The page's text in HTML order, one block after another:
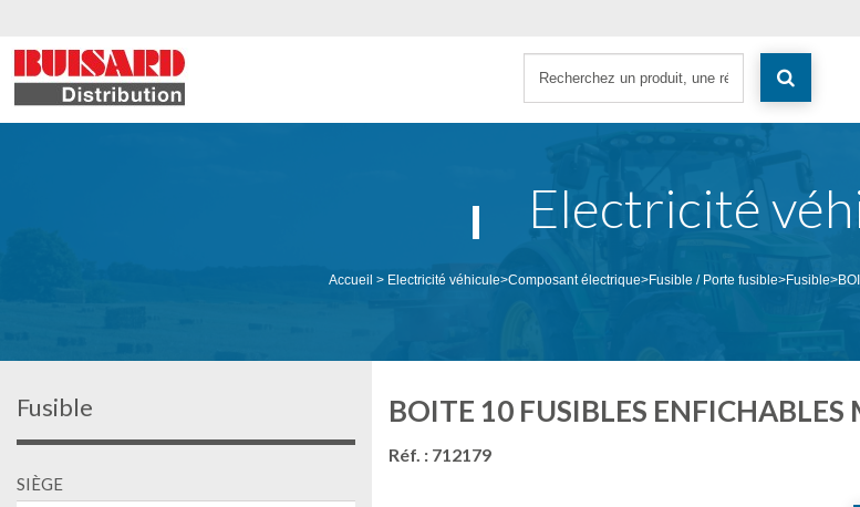
Electricité
Accueil > Electricité véhicule>Composant électrique>Fusible / Porte fusible>Fusible>
Fusible
SIÈGE
BOITE 10 FUSIBLES
Réf. : 712179